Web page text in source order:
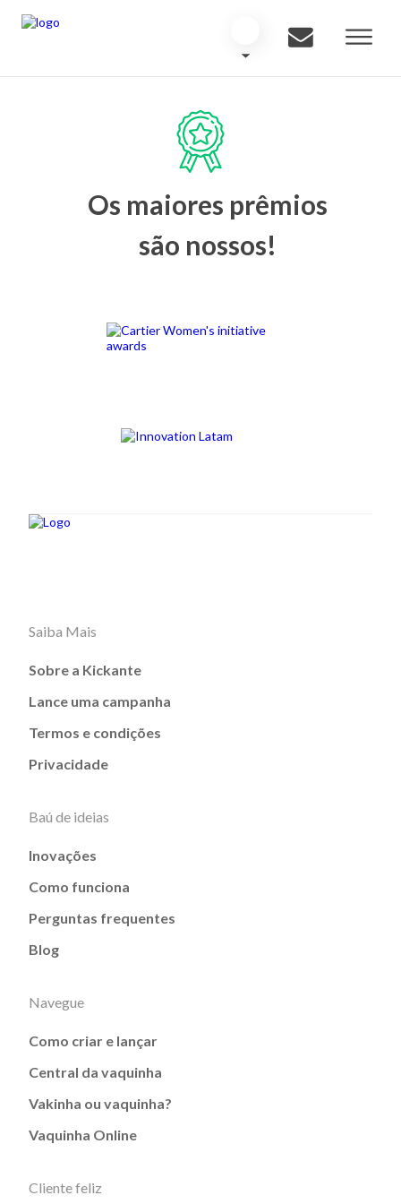
Os maiores prêmios
são nossos!
Saiba Mais
Sobre a Kickante
Lance uma campanha
Termos e condições
Privacidade
Baú de ideias
Inovações
Como funciona
Perguntas frequentes
Blog
Navegue
Como criar e lançar
Central da vaquinha
Vakinha ou vaquinha?
Vaquinha Online
Cliente feliz